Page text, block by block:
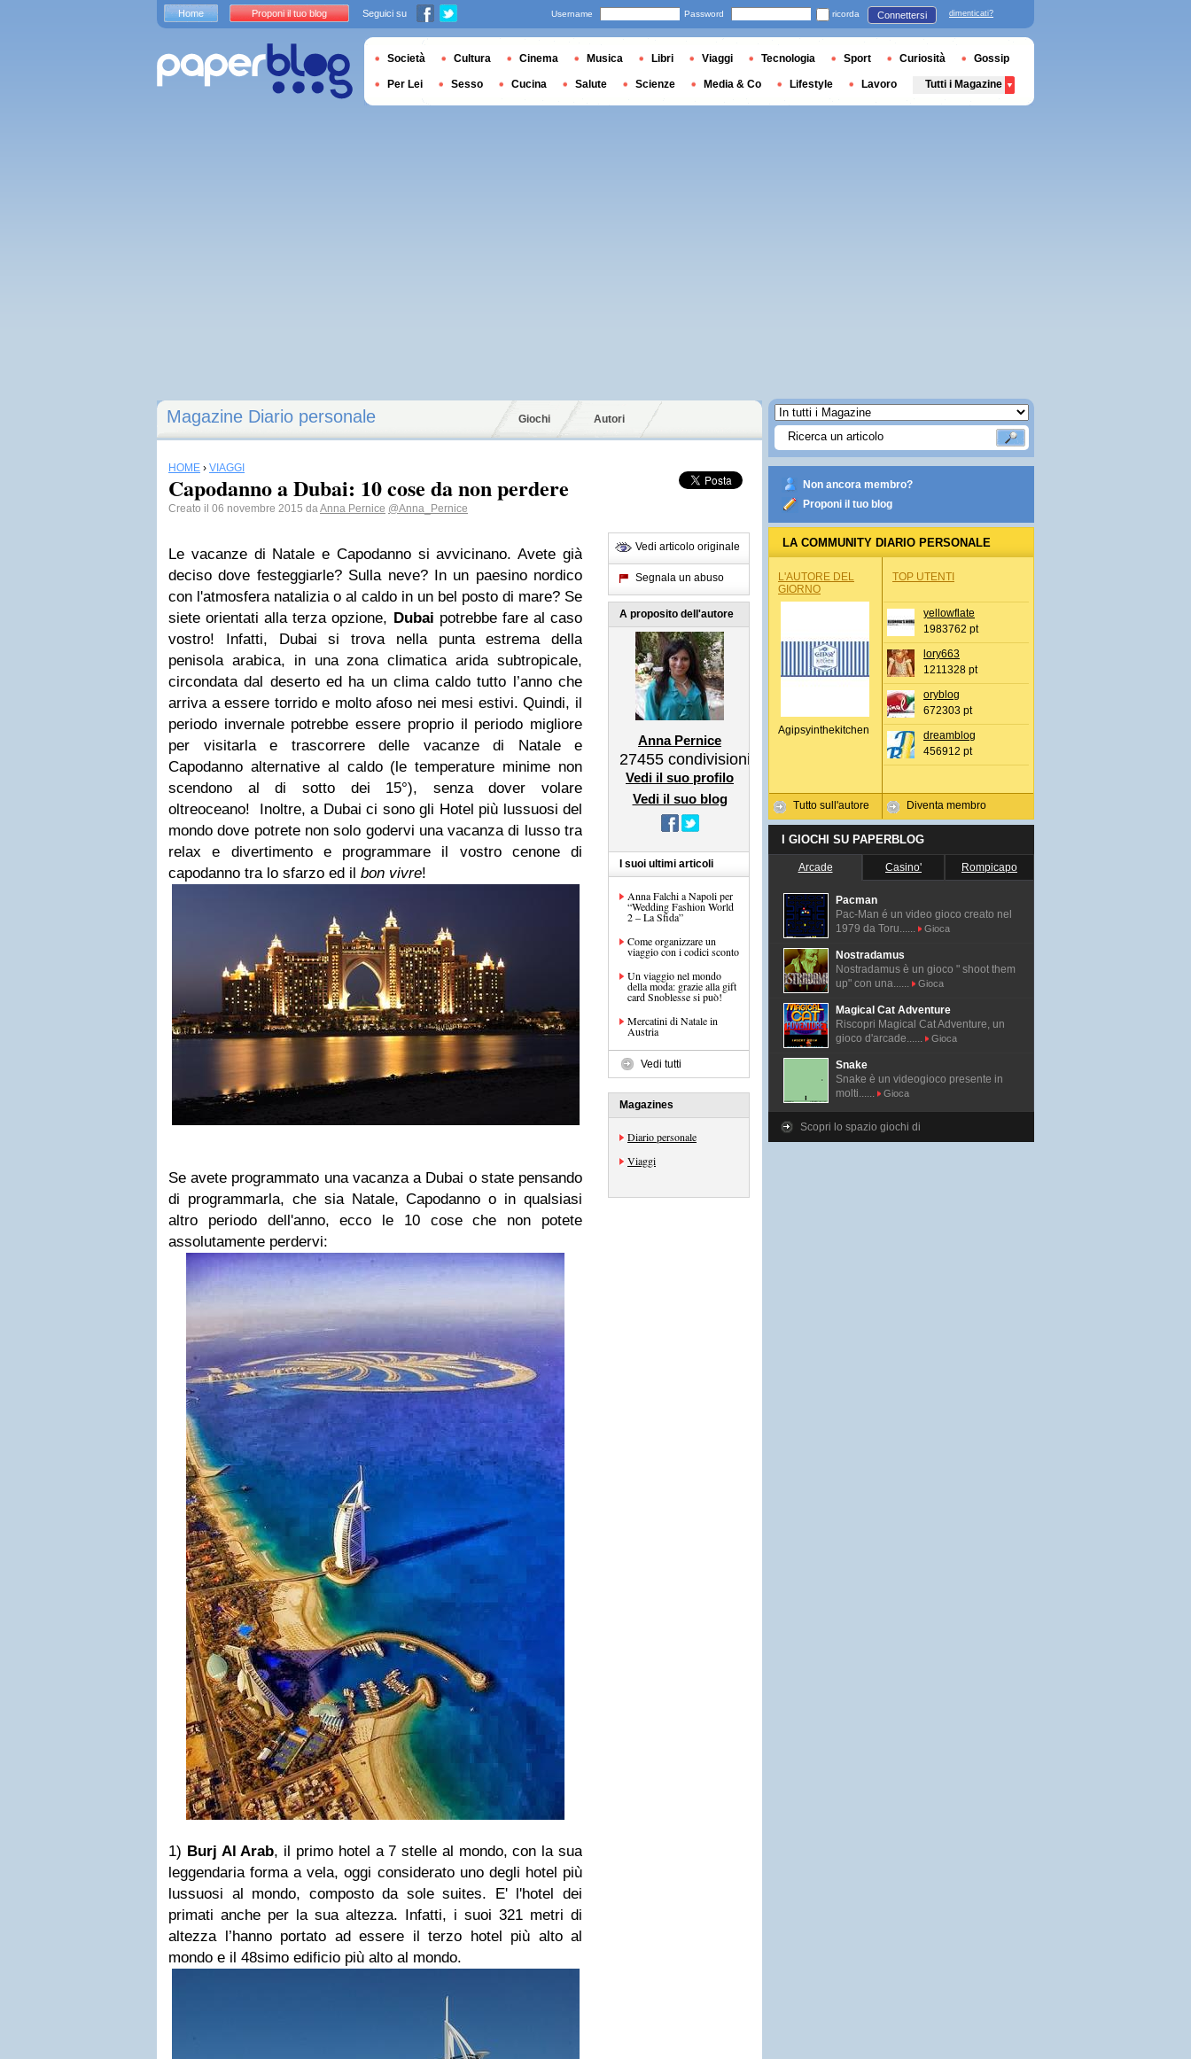
Magazine Diario personale Giochi Autori
HOME › VIAGGI
Capodanno a Dubai: 10 cose da non perdere
Creato il 06 novembre 2015 daAnna Pernice @Anna_Pernice
Le vacanze di Natale e Capodanno si avvicinano. Avete già
deciso dove festeggiarle? Sulla neve? In un paesino nordico
con l'atmosfera natalizia o al caldo in un bel posto di mare? Se
siete orientati alla terza opzione, Dubai potrebbe fare al caso
vostro! Infatti, Dubai si trova nella punta estrema della
penisola arabica, in una zona climatica arida subtropicale,
circondata dal deserto ed ha un clima caldo tutto l’anno che
arriva a essere torrido e molto afoso nei mesi estivi. Quindi, il
periodo invernale potrebbe essere proprio il periodo migliore
per visitarla e trascorrere delle vacanze di Natale e
Capodanno alternative al caldo (le temperature minime non
scendono al di sotto dei 15°), senza dover volare
oltreoceano! Inoltre, a Dubai ci sono gli Hotel più lussuosi del
mondo dove potrete non solo godervi una vacanza di lusso tra
relax e divertimento e programmare il vostro cenone di
capodanno tra lo sfarzo ed il bon vivre!
Se avete programmato una vacanza a Dubai o state pensando
di programmarla, che sia Natale, Capodanno o in qualsiasi
altro periodo dell'anno, ecco le 10 cose che non potete
assolutamente perdervi:
1) Burj Al Arab, il primo hotel a 7 stelle al mondo, con la sua
leggendaria forma a vela, oggi considerato uno degli hotel più
lussuosi al mondo, composto da sole suites. E' l'hotel dei
primati anche per la sua altezza. Infatti, i suoi 321 metri di
altezza l’hanno portato ad essere il terzo hotel più alto al
mondo e il 48simo edificio più alto al mondo.
Vedi articolo originale
Segnala un abuso
A proposito dell'autore
Anna Pernice
27455 condivisioni
Vedi il suo profilo
Vedi il suo blog
I suoi ultimi articoli
Anna Falchi a Napoli per
“Wedding Fashion World
2 – La Sfida”
Come organizzare un
viaggio con i codici sconto
Un viaggio nel mondo
della moda: grazie alla gift
card Snoblesse si può!
Mercatini di Natale in
Austria
Vedi tutti
Magazines
Diario personale
Viaggi
Non ancora membro?
Proponi il tuo blog
LA COMMUNITY DIARIO PERSONALE
L'AUTORE DEL
GIORNO
Agipsyinthekitchen
Tutto sull'autore
TOP UTENTI
yellowflate
1983762 pt
lory663
1211328 pt
oryblog
672303 pt
dreamblog
456912 pt
Diventa membro
I GIOCHI SU PAPERBLOG
Arcade Casino' Rompicapo
Pacman
Pac-Man é un video gioco creato nel
1979 da Toru......
Gioca
Nostradamus
Nostradamus è un gioco " shoot them
up" con una......
Gioca
Magical Cat Adventure
Riscopri Magical Cat Adventure, un
gioco d'arcade......
Gioca
Snake
Snake è un videogioco presente in
molti......
Gioca
Scopri lo spazio giochi di
Home Proponi il tuo blog Seguici su Username Password ricorda Connettersi dimenticati?
Società Cultura Cinema Musica Libri Viaggi Tecnologia Sport Curiosità Gossip
Per Lei Sesso Cucina Salute Scienze Media & Co Lifestyle Lavoro Tutti i Magazine